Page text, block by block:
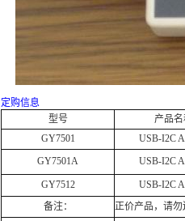
定购信息
型号
产品
GY7501
USB-I2C
GY7501A
USB-I2C
GY7512
USB-I2C
备注：
正价产品，请